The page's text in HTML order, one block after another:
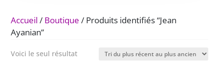
Accueil / Boutique / Produits identifiés “Jean
Ayanian”
Voici le seul résultat